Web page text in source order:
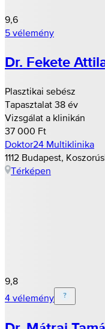
9,6
5 vélemény
Dr. Fekete
Plasztikai sebész
Tapasztalat 38 év
Vizsgálat a klinikán
37 000 Ft
Doktor24 Multiklinika
1112 Budapest,
Térképen
9,8
4 vélemény